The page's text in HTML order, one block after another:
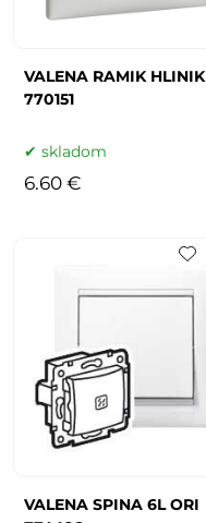
VALENA RAMIK HLINIK
770151
skladom
6.60 €
VALENA SPINA 6L ORI